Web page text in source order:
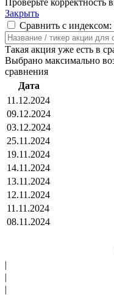
Закрыть
Сравнить с
Такая акция уже есть в
Выбрано максимально
сравнения
Дата
11.12.2024
09.12.2024
03.12.2024
25.11.2024
19.11.2024
14.11.2024
13.11.2024
12.11.2024
11.11.2024
08.11.2024
|
|
|